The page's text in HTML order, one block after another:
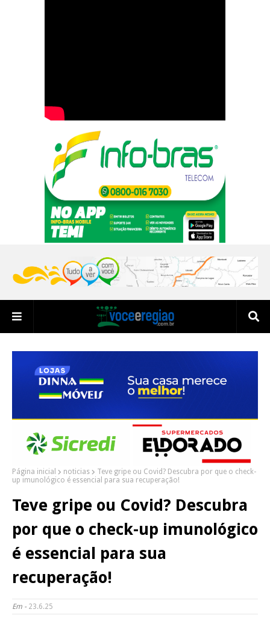
Página inicial noticias
Teve gripe ou Covid? Descubra por que o check-
up imunológico é essencial para sua recuperação!
Teve gripe ou Covid? Descubra
por que o check-up imunológico
é essencial para sua
recuperação!
Em - 23.6.25